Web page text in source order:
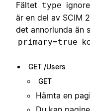
Fältet type
är en del av SCIM
det annorlunda än
primary=true
GET /Users
GET
Hämta en